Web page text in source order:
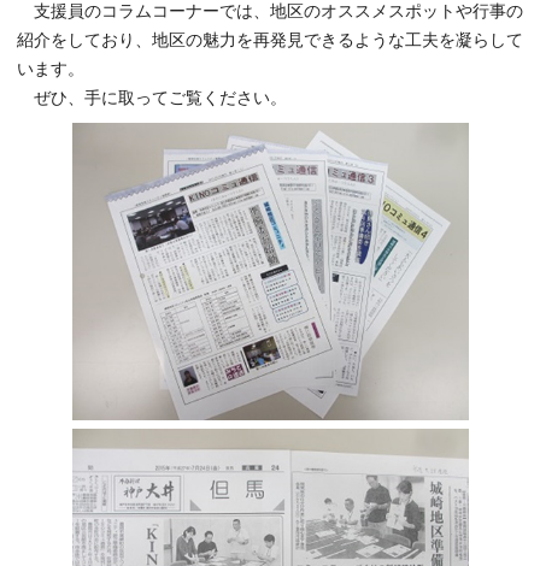
支援員のコラムコーナーでは、地区のオススメスポットや行事の
紹介をしており、地区の魅力を再発見できるような工夫を凝らして
います。
ぜひ、手に取ってご覧ください。